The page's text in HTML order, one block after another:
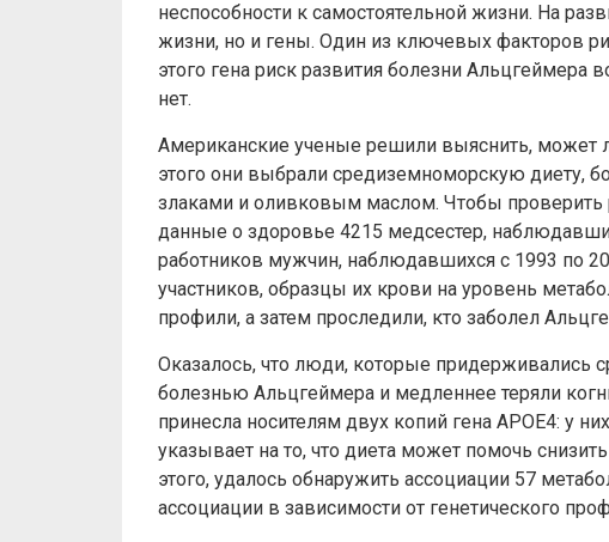
неспособности к самостоятельной жизни. На
жизни, но и гены. Один из ключевых факторов
этого гена риск развития болезни Альцгеймера
нет.
Американские ученые решили выяснить, может
этого они выбрали средиземноморскую диету,
злаками и оливковым маслом. Чтобы проверить
данные о здоровье 4215 медсестер,
работников мужчин, наблюдавшихся с 1993 по
участников, образцы их крови на уровень
профили, а затем проследили, кто заболел
Оказалось, что люди, которые придерживались
болезнью Альцгеймера и медленнее теряли
принесла носителям двух копий гена APOE4: у
указывает на то, что диета может помочь
этого, удалось обнаружить ассоциации 57
ассоциации в зависимости от генетического